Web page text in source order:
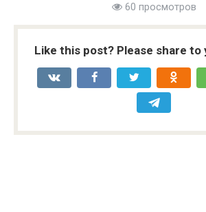
60 просмотров
Like this post? Please share